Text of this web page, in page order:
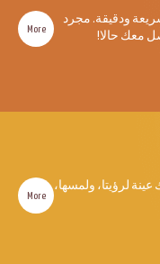
ودقيقة. مجرد
معك حالا!
More
لرؤيتا، ولمسها،
More